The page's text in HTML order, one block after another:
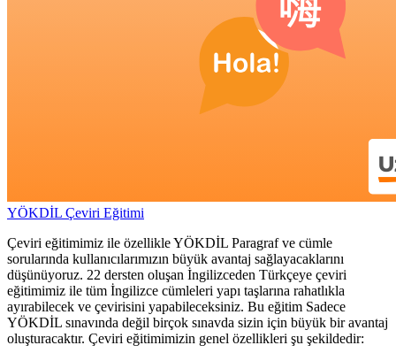
YÖKDİL Çeviri Eğitimi
Çeviri eğitimimiz ile özellikle YÖKDİL Paragraf ve cümle
sorularında kullanıcılarımızın büyük avantaj sağlayacaklarını
düşünüyoruz. 22 dersten oluşan İngilizceden Türkçeye çeviri
eğitimimiz ile tüm İngilizce cümleleri yapı taşlarına rahatlıkla
ayırabilecek ve çevirisini yapabileceksiniz. Bu eğitim Sadece
YÖKDİL sınavında değil birçok sınavda sizin için büyük bir avantaj
oluşturacaktır. Çeviri eğitimimizin genel özellikleri şu şekildedir: